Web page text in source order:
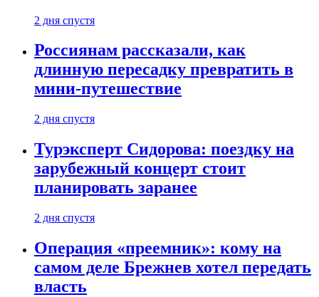
2 дня спустя
Россиянам рассказали, как
длинную пересадку превратить в
мини-путешествие
2 дня спустя
Турэксперт Сидорова: поездку на
зарубежный концерт стоит
планировать заранее
2 дня спустя
Операция «преемник»: кому на
самом деле Брежнев хотел передать
власть